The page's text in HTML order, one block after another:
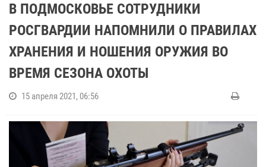
В ПОДМОСКОВЬЕ СОТРУДНИКИ
РОСГВАРДИИ НАПОМНИЛИ О ПРАВИЛАХ
ХРАНЕНИЯ И НОШЕНИЯ ОРУЖИЯ ВО
ВРЕМЯ СЕЗОНА ОХОТЫ
15 апреля 2021, 06:56